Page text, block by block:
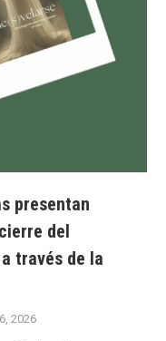
presentan
del
través de la
2026